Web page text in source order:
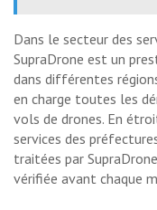
Dans le secteur des
SupraDrone est un
dans différentes
en charge toutes les
vols de drones. En
services des
traitées par
vérifiée avant chaque